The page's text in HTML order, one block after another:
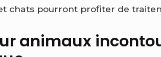
chats pourront profiter de
animaux